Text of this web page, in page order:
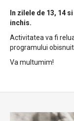
In zilele de 13, 14
inchis.
Activitatea va fi
programului obisnuit.
Va multumim!